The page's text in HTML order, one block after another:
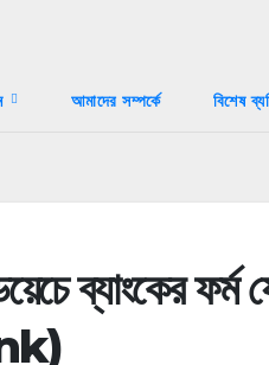
আমাদের সম্পর্কে বিশেষ
ব্যাংকের ফর্ম